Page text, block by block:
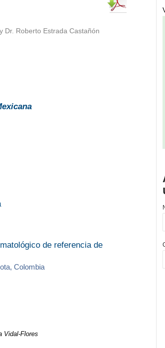
Dr. Roberto Estrada Castañón
de referencia de
Colombia
Vidal-Flores